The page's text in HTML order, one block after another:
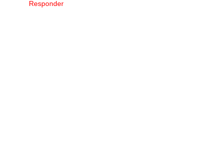
Responder